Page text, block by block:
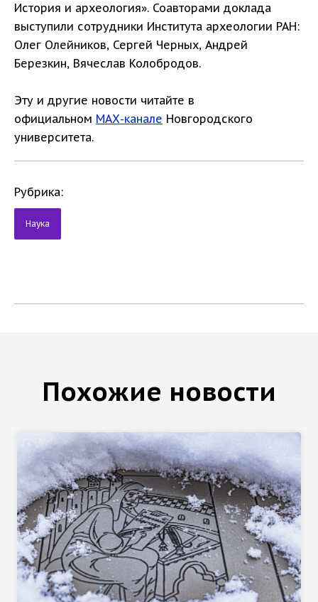
История и археология». Соавторами доклада
выступили сотрудники Института археологии РАН:
Олег Олейников, Сергей Черных, Андрей
Березкин, Вячеслав Колобродов.
Эту и другие новости читайте в
официальном МАХ-канале Новгородского
университета.
Рубрика:
Наука
Похожие новости